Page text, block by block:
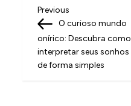
N
a
v
e
Previous
Post
Previous
O curioso mundo
onírico: Descubra como
interpretar seus sonhos
de forma simples